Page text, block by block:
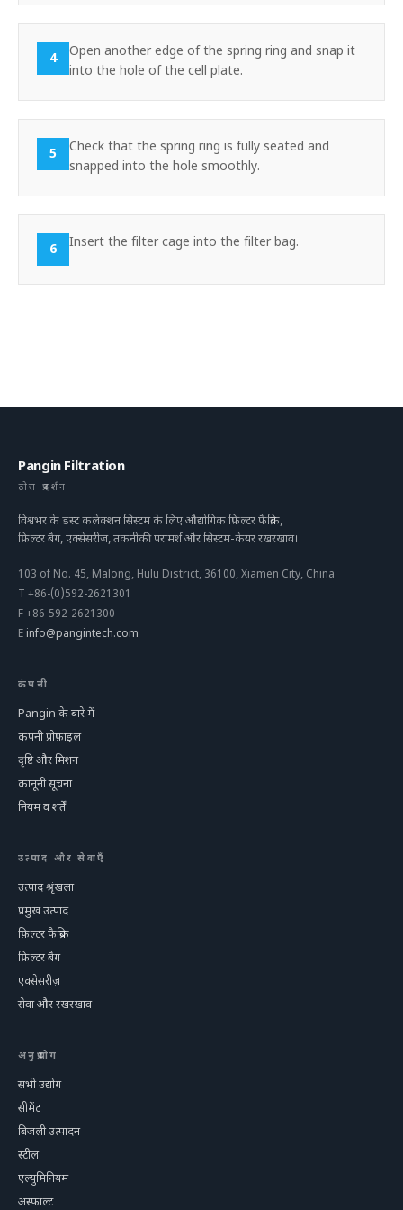
4
Open another edge of the spring ring and snap it
into the hole of the cell plate.
5
Check that the spring ring is fully seated and
snapped into the hole smoothly.
6 Insert the filter cage into the filter bag.
Pangin Filtration
ठोस प्रदर्शन
विश्वभर के डस्ट कलेक्शन सिस्टम के लिए औद्योगिक फ़िल्टर फैब्रिक,
फ़िल्टर बैग, एक्सेसरीज़, तकनीकी परामर्श और सिस्टम-केयर रखरखाव।
103 of No. 45, Malong, Hulu District, 36100, Xiamen City, China
T +86-(0)592-2621301
F+86-592-2621300
E info@pangintech.com
कंपनी
Pangin के बारे में
कंपनी प्रोफ़ाइल
दृष्टि और मिशन
कानूनी सूचना
नियम व शर्तें
उत्पाद और सेवाएँ
उत्पाद श्रृंखला
प्रमुख उत्पाद
फ़िल्टर फैब्रिक
फ़िल्टर बैग
एक्सेसरीज़
सेवा और रखरखाव
अनुप्रयोग
सभी उद्योग
सीमेंट
बिजली उत्पादन
स्टील
एल्युमिनियम
अस्फाल्ट